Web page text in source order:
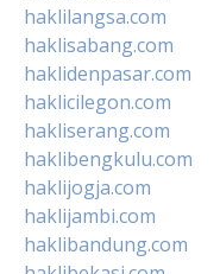
haklilangsa.com
haklisabang.com
haklidenpasar.com
haklicilegon.com
hakliserang.com
haklibengkulu.com
haklijogja.com
haklijambi.com
haklibandung.com